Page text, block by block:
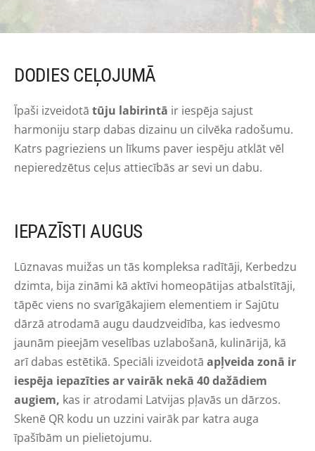
DODIES CEĻOJUMĀ
Īpaši izveidotā tūju labirintā ir iespēja sajust
harmoniju starp dabas dizainu un cilvēka radošumu.
Katrs pagrieziens un līkums paver iespēju atklāt vēl
nepieredzētus ceļus attiecībās ar sevi un dabu.
IEPAZĪSTI AUGUS
Lūznavas muižas un tās kompleksa radītāji, Kerbedzu
dzimta, bija zināmi kā aktīvi homeopātijas atbalstītāji,
tāpēc viens no svarīgākajiem elementiem ir Sajūtu
dārzā atrodamā augu daudzveidība, kas iedvesmo
jaunām pieejām veselības uzlabošanā, kulinārijā, kā
arī dabas estētikā. Speciāli izveidotā apļveida zonā ir
iespēja iepazīties ar vairāk nekā 40 dažādiem
augiem, kas ir atrodami Latvijas pļavās un dārzos.
Skenē QR kodu un uzzini vairāk par katra auga
īpašībām un pielietojumu.